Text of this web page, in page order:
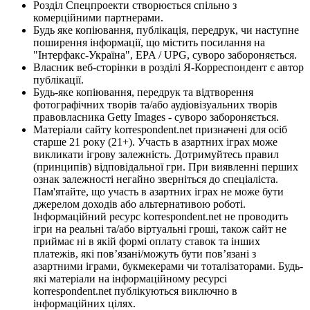
Розділ Спецпроекти створюється спільно з
комерційними партнерами.
Будь яке копіювання, публікація, передрук, чи наступне
поширення інформації, що містить посилання на
"Інтерфакс-Україна", EPA / UPG, суворо забороняється.
Власник веб-сторінки в розділі Я-Корреспондент є автор
публікації.
Будь-яке копіювання, передрук та відтворення
фотографічних творів та/або аудіовізуальних творів
правовласника Getty Images - суворо забороняється.
Матеріали сайту korrespondent.net призначені для осіб
старше 21 року (21+). Участь в азартних іграх може
викликати ігрову залежність. Дотримуйтесь правил
(принципів) відповідальної гри. При виявленні перших
ознак залежності негайно зверніться до спеціаліста.
Пам'ятайте, що участь в азартних іграх не може бути
джерелом доходів або альтернативою роботі.
Інформаційний ресурс korrespondent.net не проводить
ігри на реальні та/або віртуальні гроші, також сайт не
приймає ні в якій формі оплату ставок та інших
платежів, які пов’язані/можуть бути пов’язані з
азартними іграми, букмекерами чи тоталізаторами. Будь-
які матеріали на інформаційному ресурсі
korrespondent.net публікуються виключно в
інформаційних цілях.